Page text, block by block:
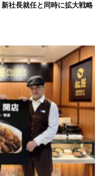
社長就任と同時に拡大戦略